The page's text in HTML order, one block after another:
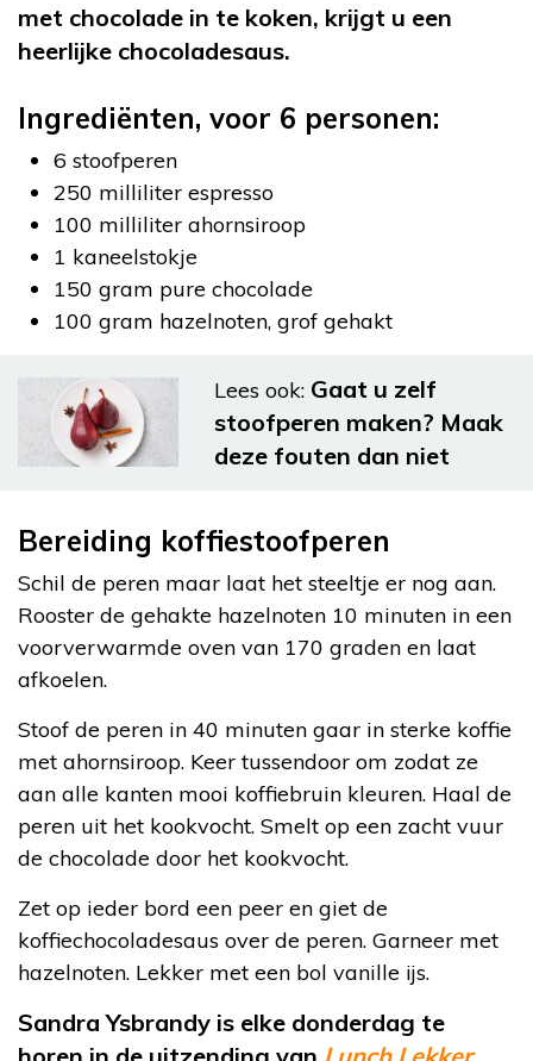
met chocolade in te koken, krijgt u een
heerlijke chocoladesaus.
Ingrediënten, voor 6 personen:
6 stoofperen
250 milliliter espresso
100 milliliter ahornsiroop
1 kaneelstokje
150 gram pure chocolade
100 gram hazelnoten, grof gehakt
Lees ook: Gaat u zelf
stoofperen maken? Maak
deze fouten dan niet
Bereiding koffiestoofperen
Schil de peren maar laat het steeltje er nog aan.
Rooster de gehakte hazelnoten 10 minuten in een
voorverwarmde oven van 170 graden en laat
afkoelen.
Stoof de peren in 40 minuten gaar in sterke koffie
met ahornsiroop. Keer tussendoor om zodat ze
aan alle kanten mooi koffiebruin kleuren. Haal de
peren uit het kookvocht. Smelt op een zacht vuur
de chocolade door het kookvocht.
Zet op ieder bord een peer en giet de
koffiechocoladesaus over de peren. Garneer met
hazelnoten. Lekker met een bol vanille ijs.
Sandra Ysbrandy is elke donderdag te